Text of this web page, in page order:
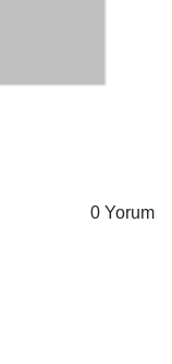
0 Yorum